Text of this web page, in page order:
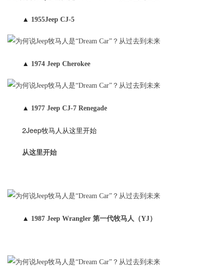
▲ 1955Jeep CJ-5
▲ 1974 Jeep Cherokee
▲ 1977 Jeep CJ-7 Renegade
2Jeep牧马人从这里开始
从这里开始
▲ 1987 Jeep Wrangler 第一代牧马人（YJ）